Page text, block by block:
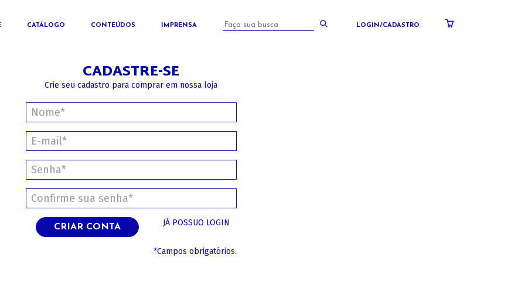
CATÁLOGO CONTEÚDOS IMPRENSA LOGIN/CADASTRO
CADASTRE-SE
Crie seu cadastro para comprar em nossa loja
CRIAR CONTA JÁ POSSUO LOGIN
*Campos obrigatórios.